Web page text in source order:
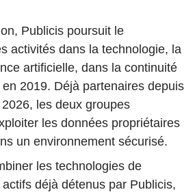
Publicis poursuit le
activités dans la technologie, la
artificielle, dans la continuité
2019. Déjà partenaires depuis
les deux groupes
les données propriétaires
un environnement sécurisé.
les technologies de
déjà détenus par Publicis,